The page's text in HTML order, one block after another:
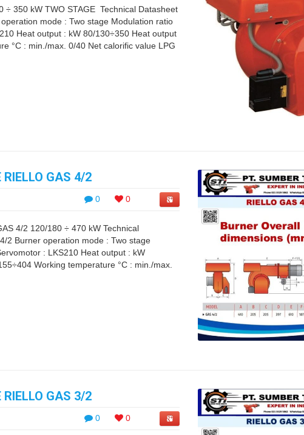
÷ 350 kW TWO STAGE Technical Datasheet
mode : Two stage Modulation ratio
Heat output : kW 80/130÷350 Heat output
°C : min./max. 0/40 Net calorific value LPG
RIELLO GAS 4/2
0 0
4/2 120/180 ÷ 470 kW Technical
2 Burner operation mode : Two stage
: LKS210 Heat output : kW
Working temperature °C : min./max.
RIELLO GAS 3/2
0 0